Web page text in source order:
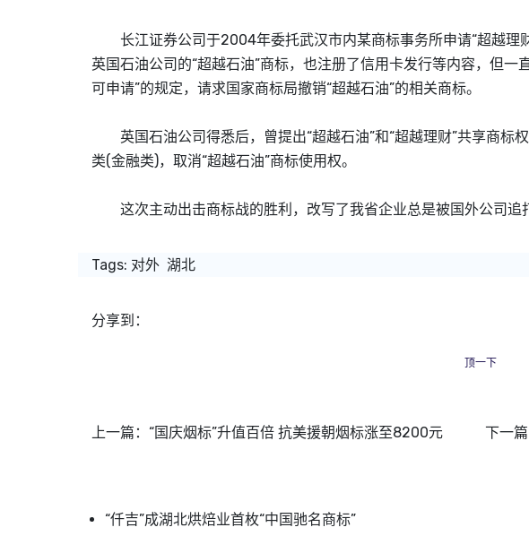
长江证券公司于2004年委托武汉市内某商标事务所申请“超越理
英国石油公司的“超越石油”商标，也注册了信用卡发行等内容，但
可申请”的规定，请求国家商标局撤销“超越石油”的相关商标。
英国石油公司得悉后，曾提出“超越石油”和“超越理财”共享商标
类(金融类)，取消“超越石油”商标使用权。
这次主动出击商标战的胜利，改写了我省企业总是被国外公司追
Tags: 对外 湖北
分享到：
顶一下
上一篇： “国庆烟标”升值百倍 抗美援朝烟标涨至8200元 下一篇
“仟吉”成湖北烘焙业首枚“中国驰名商标”